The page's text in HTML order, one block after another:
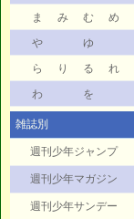
ま
み む め
や
ゆ
ら
り る れ
わ
を
雑誌別
週刊少年ジャンプ
週刊少年マガジン
週刊少年サンデー